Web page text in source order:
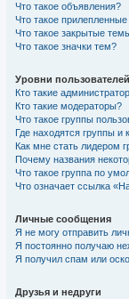
Что такое объявления?
Что такое
Что такое закрытые
Что такое значки тем?
Уровни
Кто такие
Кто такие модераторы?
Что такое группы
Где находятся группы и
Как мне стать лидером
Почему названия
Что такое группа по
Что означает ссылка
Личные сообщения
Я не могу отправить
Я постоянно получаю
Я получил спам или
Друзья и недруги